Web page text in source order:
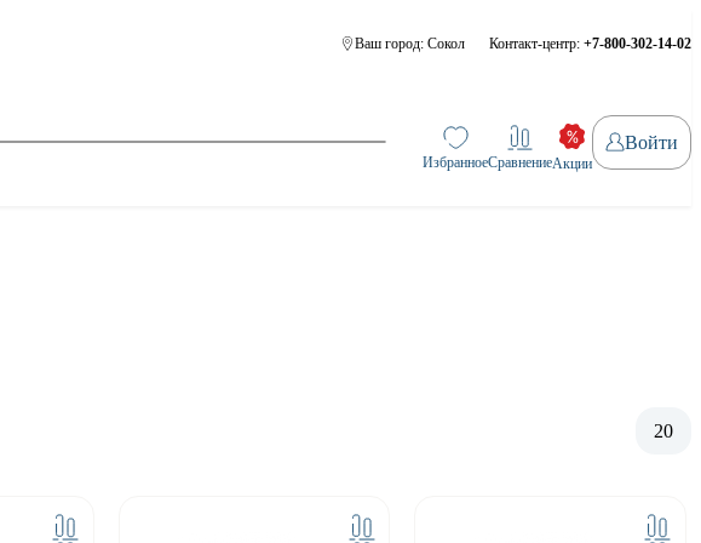
Ваш город: Сокол Контакт-центр: +7-800-302-14-02
ИзбранноеСравнениеАкции
Войти
20